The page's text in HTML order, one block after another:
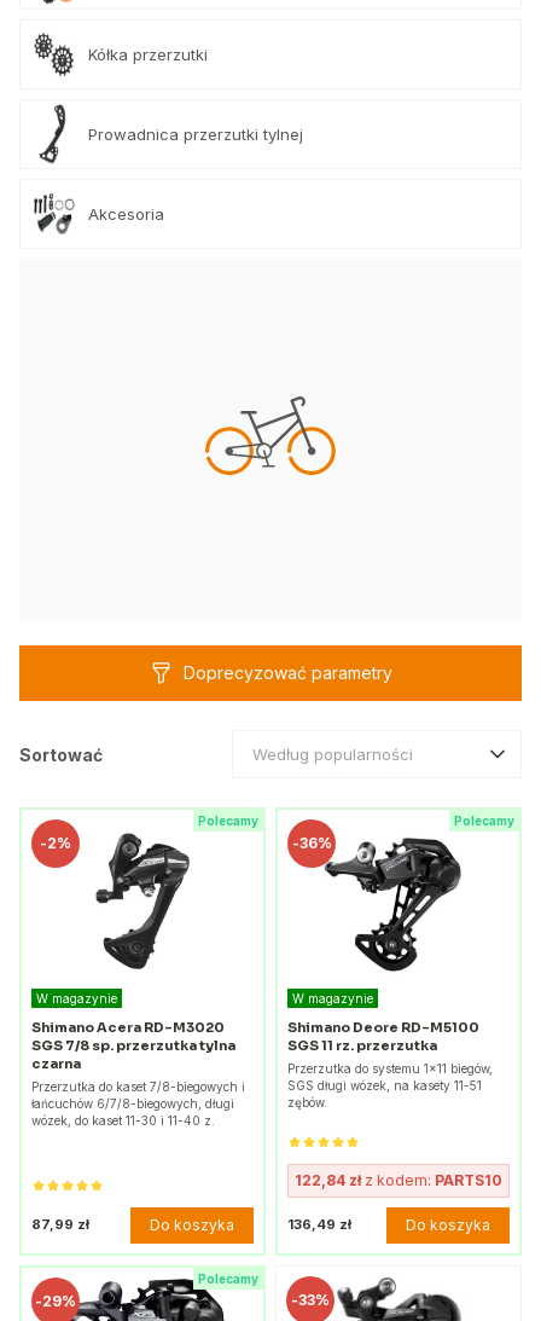
Kółka przerzutki
Prowadnica przerzutki tylnej
Akcesoria
Doprecyzować parametry
Sortować Według popularności
Polecamy
-2%
W magazynie
Shimano Acera RD-M3020
SGS 7/8 sp. przerzutka tylna
czarna
Przerzutka do kaset 7/8-biegowych i
łańcuchów 6/7/8-biegowych, długi
wózek, do kaset 11-30 i 11-40 z.
87,99 zł Do koszyka
Polecamy
-36%
W magazynie
Shimano Deore RD-M5100
SGS 11 rz. przerzutka
Przerzutka do systemu 1x11 biegów,
SGS długi wózek, na kasety 11-51
zębów.
122,84 złz kodem: PARTS10
136,49 zł Do koszyka
Polecamy
-29% -33%